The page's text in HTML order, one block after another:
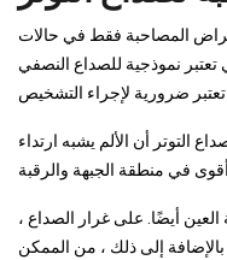
المصاحبة فقط في حالات
تعتبر نموذجية للصداع النصفي
التوتر أن الألم يشبه ارتداء
أيضًا. على غرار الصداع ،
إلى ذلك ، من الممكن